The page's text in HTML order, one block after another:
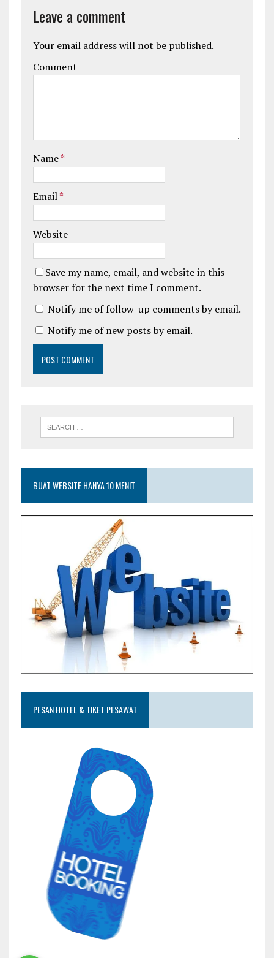
Leave a comment
Your email address will not be published.
Comment
Name*
Email*
Website
Save my name, email, and website in this
browser for the next time I comment.
Notify me of follow-up comments by email.
Notify me of new posts by email.
BUAT WEBSITE HANYA 10 MENIT
PESAN HOTEL & TIKET PESAWAT